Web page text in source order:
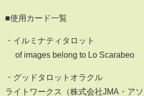
■使用カード一覧
・イルミナティタロット
© of images belong to Lo Scarabeo
・グッドタロットオラクル
ライトワークス（株式会社JMA・ア